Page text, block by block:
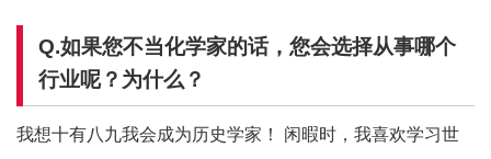
Q.如果您不当化学家的话，您会选择从事哪个
行业呢？为什么？
我想十有八九我会成为历史学家！ 闲暇时，我喜欢学习世